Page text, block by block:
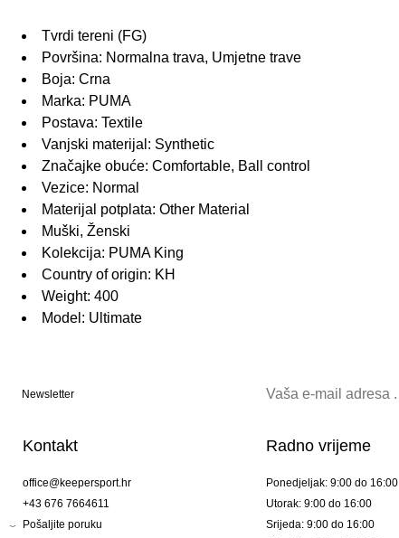
Tvrdi tereni (FG)
Površina: Normalna trava, Umjetne trave
Boja: Crna
Marka: PUMA
Postava: Textile
Vanjski materijal: Synthetic
Značajke obuće: Comfortable, Ball control
Vezice: Normal
Materijal potplata: Other Material
Muški, Ženski
Kolekcija: PUMA King
Country of origin: KH
Weight: 400
Model: Ultimate
Newsletter
Kontakt
office@keepersport.hr
+43 676 7664611
Pošaljite poruku
Radno vrijeme
Ponedjeljak: 9:00 do 16:00
Utorak: 9:00 do 16:00
Srijeda: 9:00 do 16:00